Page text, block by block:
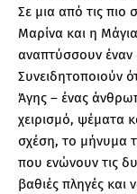
Σε μια από τις πιο
Μαρίνα και η
αναπτύσσουν
Συνειδητοποιούν
Άγης – ένας
χειρισμό, ψέματα
σχέση, το μήνυμα
που ενώνουν τις
βαθιές πληγές και